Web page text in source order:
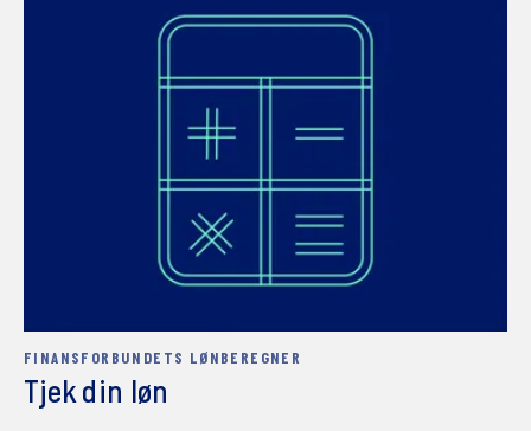
FINANSFORBUNDETS LØNBEREGNER
Tjek din løn